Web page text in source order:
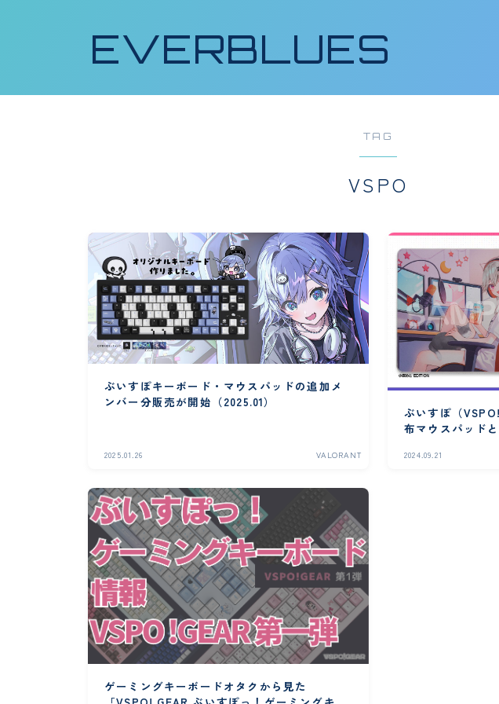
EVERBLUES
TAG
VSPO
ぶいすぽキーボード・マウスパッドの追加メ
ンバー分販売が開始（2025.01）
2025.01.26 VALORANT
ぶいすぽ（
布マウスパッド
2024.09.21
ゲーミングキーボードオタクから見た